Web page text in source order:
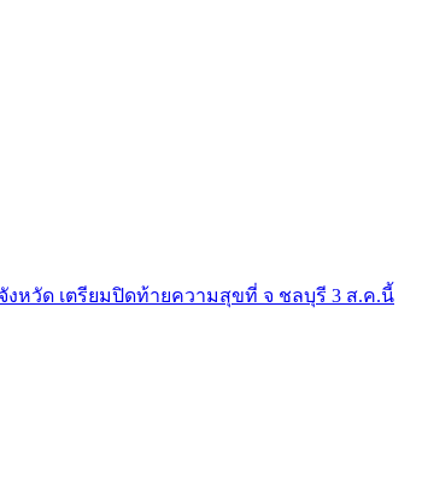
งหวัด เตรียมปิดท้ายความสุขที่ จ ชลบุรี 3 ส.ค.นี้